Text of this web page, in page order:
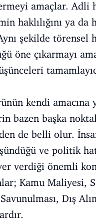
amaçlar. Adli
haklılığını ya da
şekilde törensel
öne çıkarmayı
kendi amacına
bazen başka
de belli olur.
ve politik
verdiği önemli
Kamu Maliyesi,
Dış